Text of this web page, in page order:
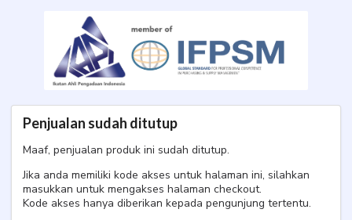
Penjualan sudah ditutup
Maaf, penjualan produk ini sudah ditutup.
Jika anda memiliki kode akses untuk halaman ini, silahkan
masukkan untuk mengakses halaman checkout.
Kode akses hanya diberikan kepada pengunjung tertentu.
PBJ Jakarta Level1 Oktober